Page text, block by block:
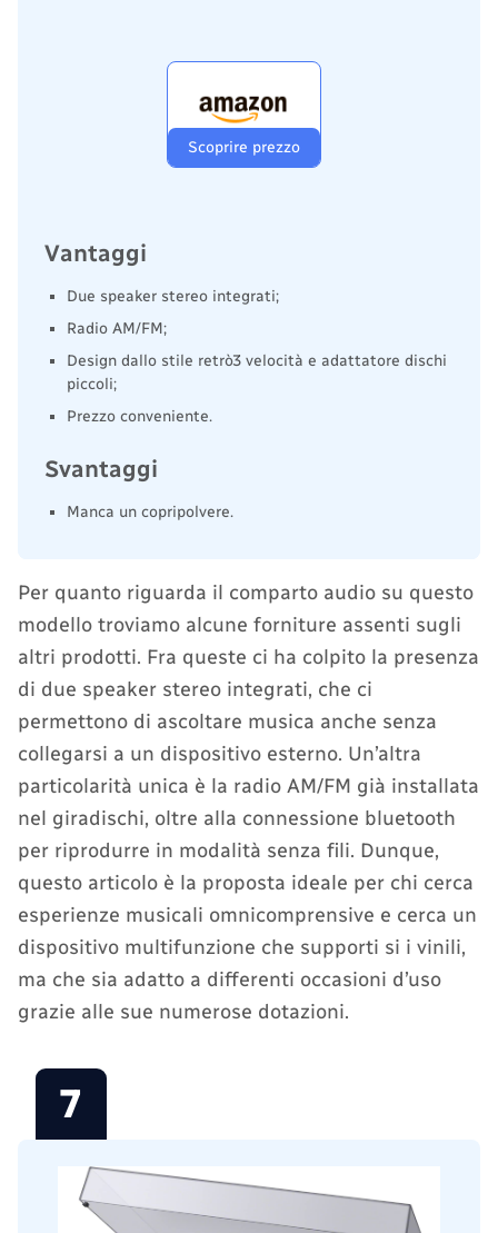
Scoprire prezzo
Vantaggi
Due speaker stereo integrati;
Radio AM/FM;
Design dallo stile retrò3 velocità e adattatore dischi
piccoli;
Prezzo conveniente.
Svantaggi
Manca un copripolvere.
Per quanto riguarda il comparto audio su questo
modello troviamo alcune forniture assenti sugli
altri prodotti. Fra queste ci ha colpito la presenza
di due speaker stereo integrati, che ci
permettono di ascoltare musica anche senza
collegarsi a un dispositivo esterno. Un’altra
particolarità unica è la radio AM/FM già installata
nel giradischi, oltre alla connessione bluetooth
per riprodurre in modalità senza fili. Dunque,
questo articolo è la proposta ideale per chi cerca
esperienze musicali omnicomprensive e cerca un
dispositivo multifunzione che supporti si i vinili,
ma che sia adatto a differenti occasioni d’uso
grazie alle sue numerose dotazioni.
7